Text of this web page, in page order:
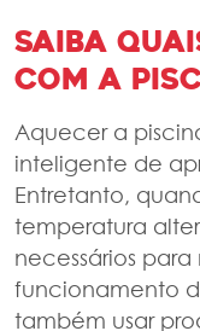
Saiba
com a
Aquecer a
inteligente de
Entretanto,
temperatura
necessários
funcionamento
também usar